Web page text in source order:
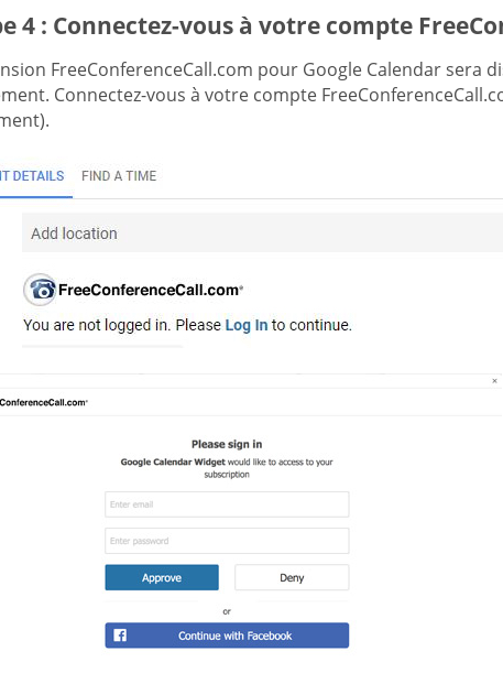
4 : Connectez-vous à votre compte
FreeConferenceCall.com pour Google Calendar sera
Connectez-vous à votre compte